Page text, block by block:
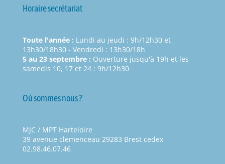
Horaire secrétariat
Toute l'année : Lundi au jeudi : 9h/12h30 et
13h30/18h30 - Vendredi : 13h30/18h
5 au 23 septembre : Ouverture jusqu'à 19h et les
samedis 10, 17 et 24 : 9h/12h30
Où sommes nous ?
MJC / MPT Harteloire
39 avenue clemenceau 29283 Brest cedex
02.98.46.07.46